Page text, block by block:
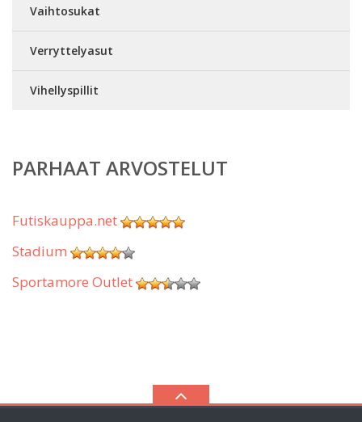
Vaihtosukat
Verryttelyasut
Vihellyspillit
PARHAAT ARVOSTELUT
Futiskauppa.net
Stadium
Sportamore Outlet